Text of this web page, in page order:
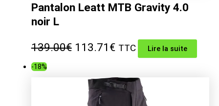
Pantalon Leatt MTB Gravity 4.0
noir L
139.00€ Le
initial
était :
113.71 €Le
actuel
est :
TTC Lire la suite
-18%